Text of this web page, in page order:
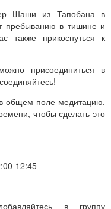
Шаши из Тапобана в
пребыванию в тишине и
также прикоснуться к
присоединиться в
общем поле медитацию.
чтобы сделать это
12:45
в группу